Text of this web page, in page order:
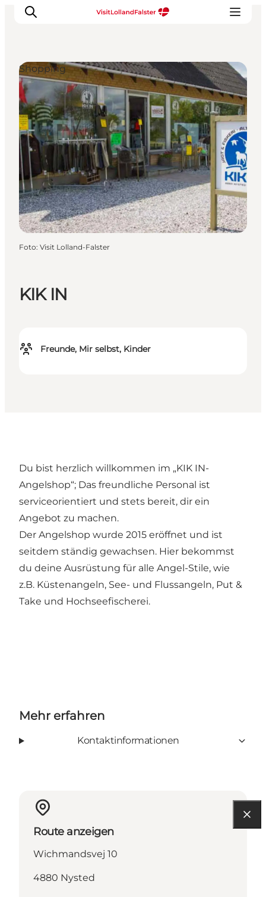
Natur und Outdoor
Familienurlaub
Kultur
Gastronomie
Urlaubsplaner
KIK IN
Freunde, Mir selbst, Kinder
Shopping
Foto: Visit Lolland-Falster
Du bist herzlich willkommen im „KIK IN-
Angelshop“; Das freundliche Personal ist
serviceorientiert und stets bereit, dir ein
Angebot zu machen.
Der Angelshop wurde 2015 eröffnet und ist
seitdem ständig gewachsen. Hier bekommst
du deine Ausrüstung für alle Angel-Stile, wie
z.B. Küstenangeln, See- und Flussangeln, Put &
Take und Hochseefischerei.
Mehr erfahren
Kontaktinformationen
Route anzeigen
Wichmandsvej 10
4880 Nysted